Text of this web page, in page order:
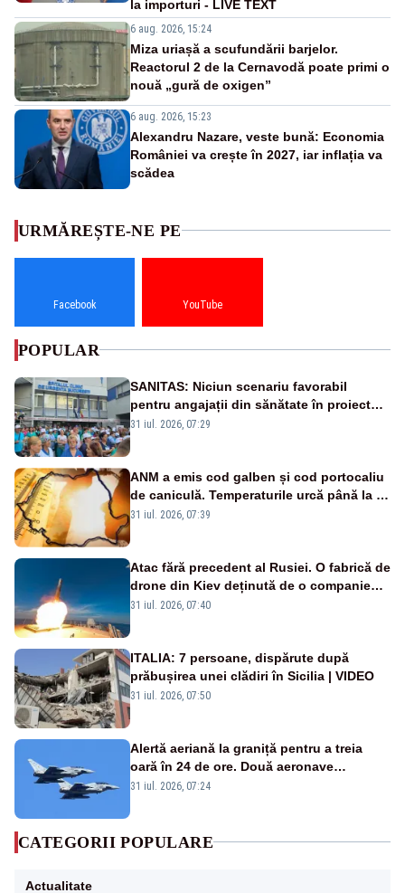
la importuri - LIVE TEXT
6 aug. 2026, 15:24
Miza uriașă a scufundării barjelor.
Reactorul 2 de la Cernavodă poate primi o
nouă „gură de oxigen”
6 aug. 2026, 15:23
Alexandru Nazare, veste bună: Economia
României va crește în 2027, iar inflația va
scădea
URMĂREȘTE-NE PE
Facebook YouTube
POPULAR
SANITAS: Niciun scenariu favorabil
pentru angajații din sănătate în proiectul
Legii salarizării
31 iul. 2026, 07:29
ANM a emis cod galben și cod portocaliu
de caniculă. Temperaturile urcă până la 38
de grade, iar nopțile devin tropicale
31 iul. 2026, 07:39
Atac fără precedent al Rusiei. O fabrică de
drone din Kiev deținută de o companie
americană, distrusă de o rachetă
31 iul. 2026, 07:40
ITALIA: 7 persoane, dispărute după
prăbușirea unei clădiri în Sicilia | VIDEO
31 iul. 2026, 07:50
Alertă aeriană la graniță pentru a treia
oară în 24 de ore. Două aeronave
Eurofighter britanice au fost ridicate de la
31 iul. 2026, 07:24
CATEGORII POPULARE
Actualitate